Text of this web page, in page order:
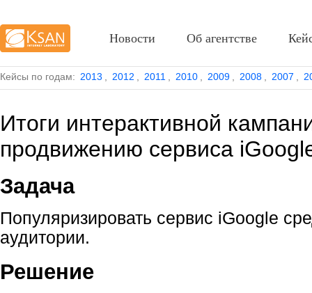
Кейсы по годам: 2013 2012 2011 2010 2009 2008 2007
Итоги интерактивной
продвижению сервиса
Задача
Популяризировать сервис iGoogle
аудитории.
Решение
Новости Об агентстве